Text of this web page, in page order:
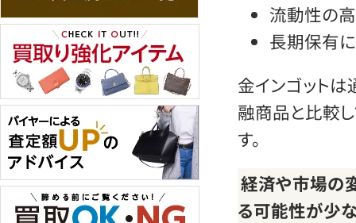
流動性の高
長期保有
金インゴット
融商品と比較
す。
経済や市場の
る可能性が少